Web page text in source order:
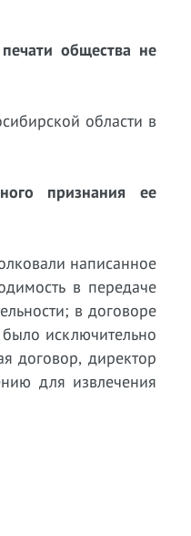
общества не
области в
признания ее
написанное
в передаче
в договоре
исключительно
договор, директор
для извлечения